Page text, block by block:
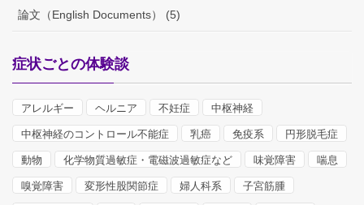
論文（English Documents） (5)
症状ごとの体験談
アレルギー ヘルニア 不妊症 中枢神経
中枢神経のコントロール不能症 乳癌 免疫系 円形脱毛症
動物 化学物質過敏症・電磁波過敏症など 味覚障害 喘息
嗅覚障害 変形性股関節症 婦人科系 子宮筋腫